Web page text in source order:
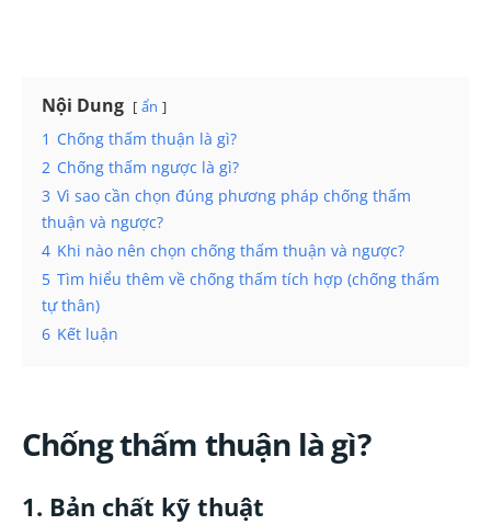
Nội Dung ẩn
1 Chống thấm thuận là gì?
2 Chống thấm ngược là gì?
3 Vì sao cần chọn đúng phương pháp chống thấm
thuận và ngược?
4 Khi nào nên chọn chống thấm thuận và ngược?
5 Tìm hiểu thêm về chống thấm tích hợp (chống thấm
tự thân)
6 Kết luận
Chống thấm thuận là gì?
1. Bản chất kỹ thuật